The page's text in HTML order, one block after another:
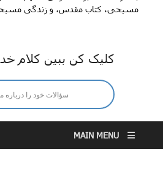
مسیحی، کتاب مقدس، و زندگی
کلیک کن ببین کلام
MAIN MENU